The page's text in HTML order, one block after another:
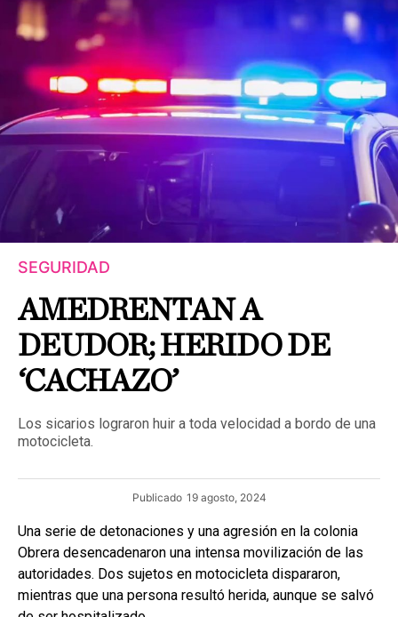
SEGURIDAD
AMEDRENTAN A
DEUDOR; HERIDO DE
‘CACHAZO’
Los sicarios lograron huir a toda velocidad a bordo de una
motocicleta.
Publicado 19 agosto, 2024
Una serie de detonaciones y una agresión en la colonia
Obrera desencadenaron una intensa movilización de las
autoridades. Dos sujetos en motocicleta dispararon,
mientras que una persona resultó herida, aunque se salvó